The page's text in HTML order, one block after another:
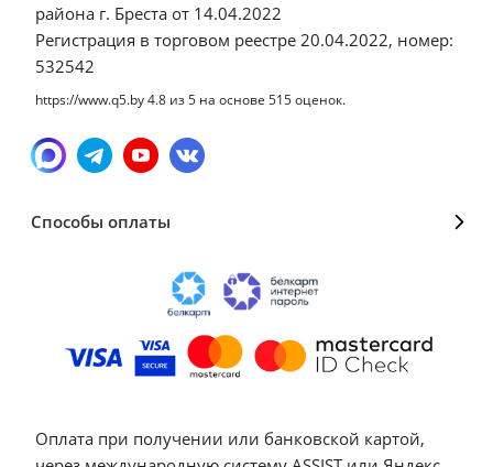
района г. Бреста от 14.04.2022
Регистрация в торговом реестре 20.04.2022, номер:
532542
https://www.q5.by4.8 из5 на основе 515оценок.
Способы оплаты
Оплата при получении или банковской картой,